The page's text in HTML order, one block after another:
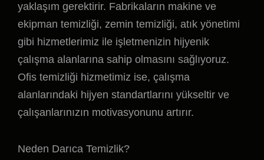
yaklaşım gerektirir. Fabrikaların makine ve
ekipman temizliği, zemin temizliği, atık yönetimi
gibi hizmetlerimiz ile işletmenizin hijyenik
çalışma alanlarına sahip olmasını sağlıyoruz.
Ofis temizliği hizmetimiz ise, çalışma
alanlarındaki hijyen standartlarını yükseltir ve
çalışanlarınızın motivasyonunu artırır.
Neden Darıca Temizlik?